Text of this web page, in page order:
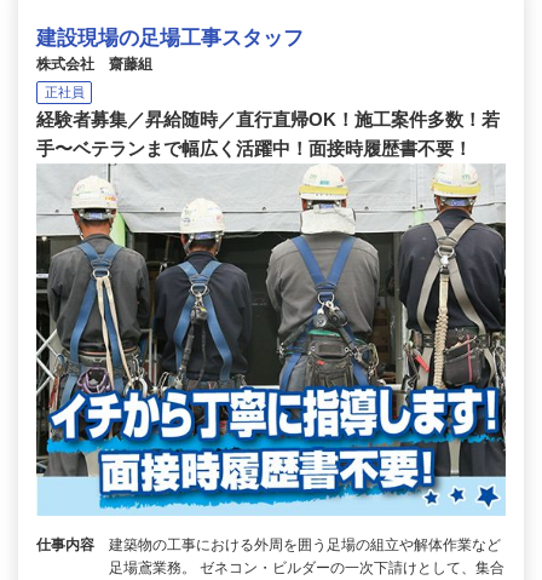
建設現場の足場工事スタッフ
株式会社 齋藤組
正社員
経験者募集／昇給随時／直行直帰OK！施工案件多数！若
手〜ベテランまで幅広く活躍中！面接時履歴書不要！
仕事内容
建築物の工事における外周を囲う足場の組立や解体作業など
足場鳶業務。 ゼネコン・ビルダーの一次下請けとして、集合